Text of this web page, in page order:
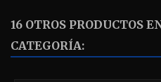
16 OTROS PRODUCTOS
CATEGORÍA: